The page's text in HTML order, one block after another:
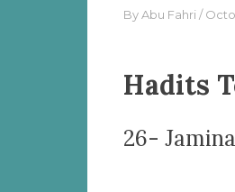
ByAbu Fahri
Hadits
26-